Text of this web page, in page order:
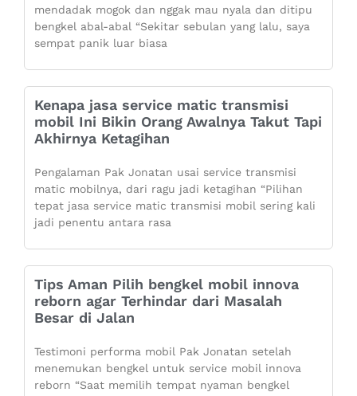
mendadak mogok dan nggak mau nyala dan ditipu
bengkel abal-abal “Sekitar sebulan yang lalu, saya
sempat panik luar biasa
Kenapa jasa service matic transmisi
mobil Ini Bikin Orang Awalnya Takut Tapi
Akhirnya Ketagihan
Pengalaman Pak Jonatan usai service transmisi
matic mobilnya, dari ragu jadi ketagihan “Pilihan
tepat jasa service matic transmisi mobil sering kali
jadi penentu antara rasa
Tips Aman Pilih bengkel mobil innova
reborn agar Terhindar dari Masalah
Besar di Jalan
Testimoni performa mobil Pak Jonatan setelah
menemukan bengkel untuk service mobil innova
reborn “Saat memilih tempat nyaman bengkel